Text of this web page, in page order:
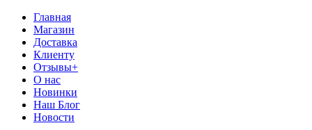
Главная
Магазин
Доставка
Клиенту
Отзывы+
О нас
Новинки
Наш Блог
Новости